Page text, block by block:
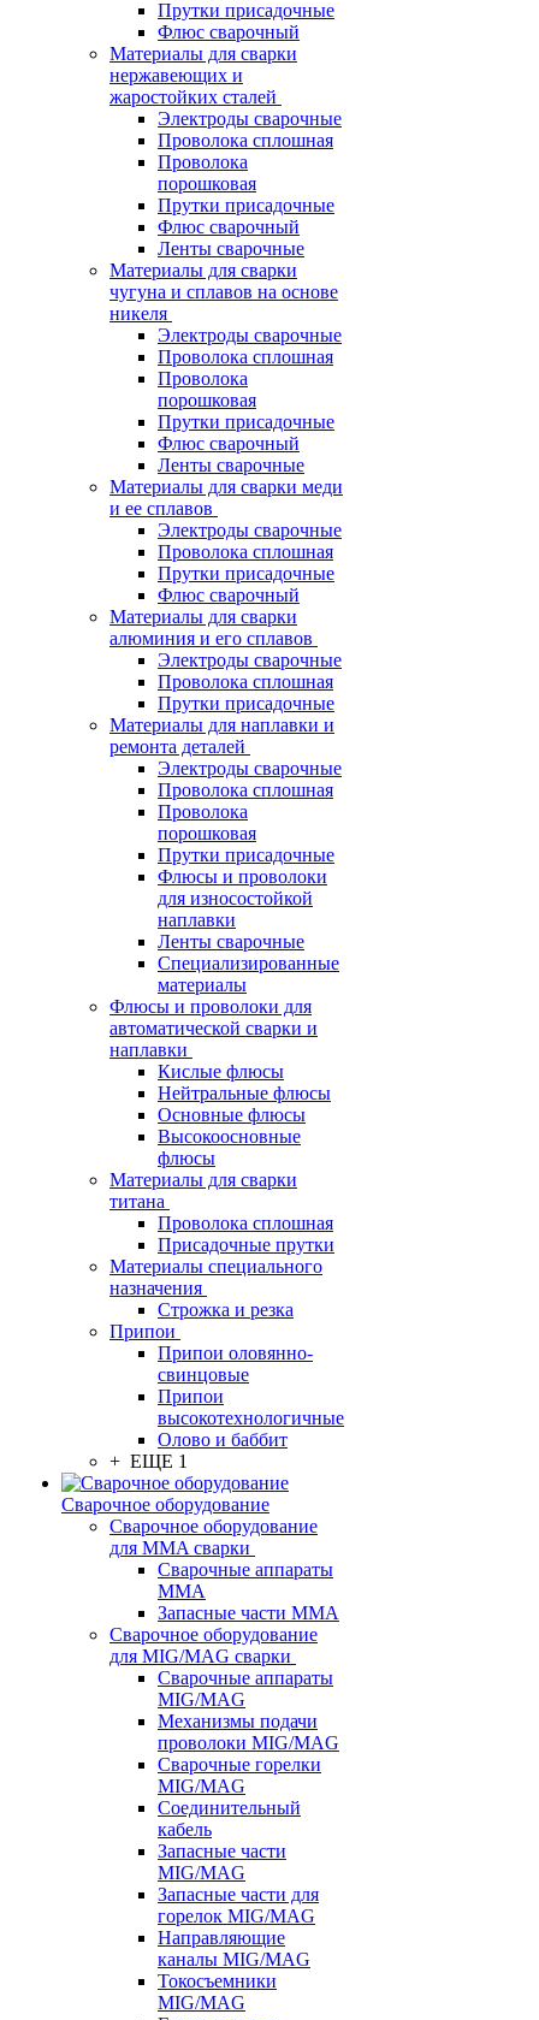
Прутки присадочные
Флюс сварочный
Материалы для сварки
нержавеющих и
жаростойких сталей
Электроды сварочные
Проволока сплошная
Проволока
порошковая
Прутки присадочные
Флюс сварочный
Ленты сварочные
Материалы для сварки
чугуна и сплавов на основе
никеля
Электроды сварочные
Проволока сплошная
Проволока
порошковая
Прутки присадочные
Флюс сварочный
Ленты сварочные
Материалы для сварки меди
и ее сплавов
Электроды сварочные
Проволока сплошная
Прутки присадочные
Флюс сварочный
Материалы для сварки
алюминия и его сплавов
Электроды сварочные
Проволока сплошная
Прутки присадочные
Материалы для наплавки и
ремонта деталей
Электроды сварочные
Проволока сплошная
Проволока
порошковая
Прутки присадочные
Флюсы и проволоки
для износостойкой
наплавки
Ленты сварочные
Специализированные
материалы
Флюсы и проволоки для
автоматической сварки и
наплавки
Кислые флюсы
Нейтральные флюсы
Основные флюсы
Высокоосновные
флюсы
Материалы для сварки
титана
Проволока сплошная
Присадочные прутки
Материалы специального
назначения
Строжка и резка
Припои
Припои оловянно-
свинцовые
Припои
высокотехнологичные
Олово и баббит
+ ЕЩЕ 1
Сварочное оборудование
Сварочное оборудование
для MMA сварки
Сварочные аппараты
MMA
Запасные части MMA
Сварочное оборудование
для MIG/MAG сварки
Сварочные аппараты
MIG/MAG
Механизмы подачи
проволоки MIG/MAG
Сварочные горелки
MIG/MAG
Соединительный
кабель
Запасные части
MIG/MAG
Запасные части для
горелок MIG/MAG
Направляющие
каналы MIG/MAG
Токосъемники
MIG/MAG